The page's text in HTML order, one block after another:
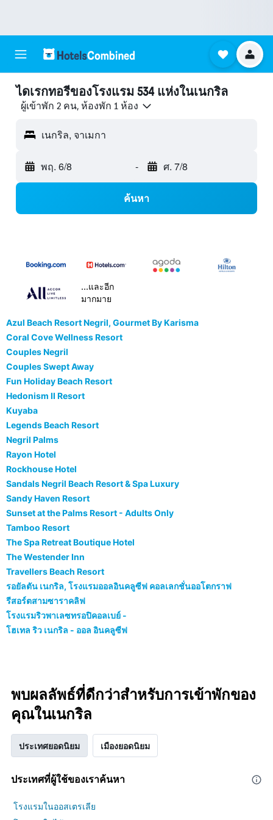
ไดเรกทอรีของโรงแรม 534 แห่งในเนกริล
ผู้เข้าพัก 2 คน, ห้องพัก 1 ห้อง
เนกริล, จาเมกา
พฤ. 6/8 - ศ. 7/8
ค้นหา
...และอีก
มากมาย
Azul Beach Resort Negril, Gourmet By Karisma
Coral Cove Wellness Resort
Couples Negril
Couples Swept Away
Fun Holiday Beach Resort
Hedonism II Resort
Kuyaba
Legends Beach Resort
Negril Palms
Rayon Hotel
Rockhouse Hotel
Sandals Negril Beach Resort & Spa Luxury
Sandy Haven Resort
Sunset at the Palms Resort - Adults Only
Tamboo Resort
The Spa Retreat Boutique Hotel
The Westender Inn
Travellers Beach Resort
รอยัลตัน เนกริล, โรงแรมออลอินคลูซีฟ คอลเลกชั่นออโตกราฟ
รีสอร์ตสามซาราคลิฟ
โรงแรมริวพาเลซทรอปิคอลเบย์ -
โฮเทล ริว เนกริล - ออล อินคลูซีฟ
พบผลลัพธ์ที่ดีกว่าสำหรับการเข้าพักของ
คุณในเนกริล
ประเทศยอดนิยม เมืองยอดนิยม
ประเทศที่ผู้ใช้ของเราค้นหา
โรงแรมในออสเตรเลีย